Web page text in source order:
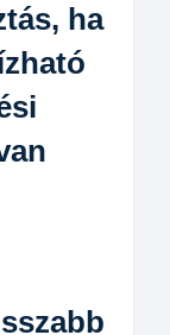
ha